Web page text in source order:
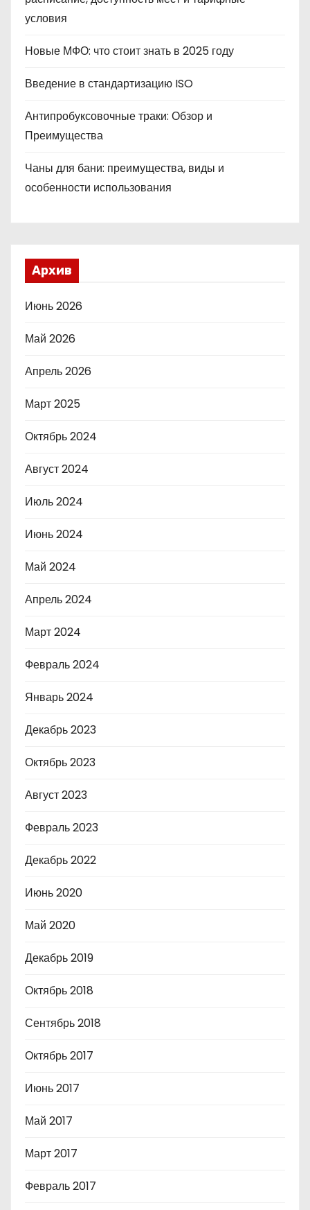
условия
Новые МФО: что стоит знать в 2025 году
Введение в стандартизацию ISO
Антипробуксовочные траки: Обзор и
Преимущества
Чаны для бани: преимущества, виды и
особенности использования
Архив
Июнь 2026
Май 2026
Апрель 2026
Март 2025
Октябрь 2024
Август 2024
Июль 2024
Июнь 2024
Май 2024
Апрель 2024
Март 2024
Февраль 2024
Январь 2024
Декабрь 2023
Октябрь 2023
Август 2023
Февраль 2023
Декабрь 2022
Июнь 2020
Май 2020
Декабрь 2019
Октябрь 2018
Сентябрь 2018
Октябрь 2017
Июнь 2017
Май 2017
Март 2017
Февраль 2017